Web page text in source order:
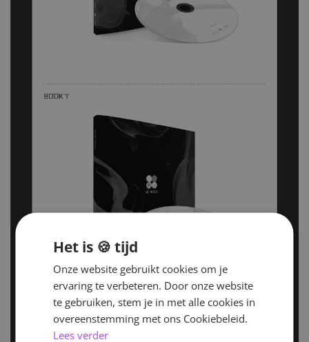
Het is 🍪 tijd
Onze website gebruikt cookies om je
ervaring te verbeteren. Door onze website
te gebruiken, stem je in met alle cookies in
overeenstemming met ons Cookiebeleid.
Lees verder